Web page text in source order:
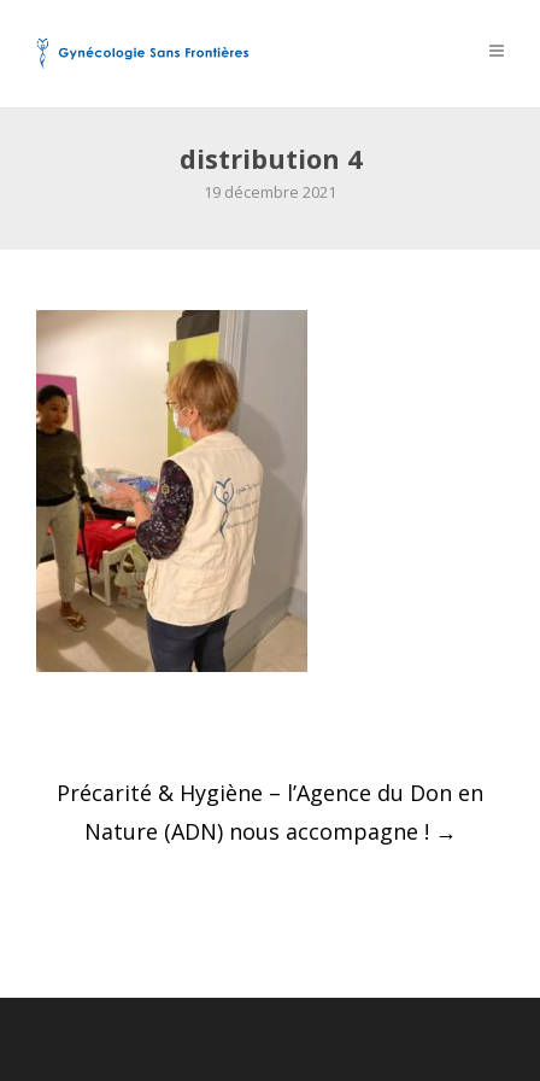
distribution 4
19 décembre 2021
Post
navigation
Précarité & Hygiène – l’Agence du Don en
Nature (ADN) nous accompagne ! →